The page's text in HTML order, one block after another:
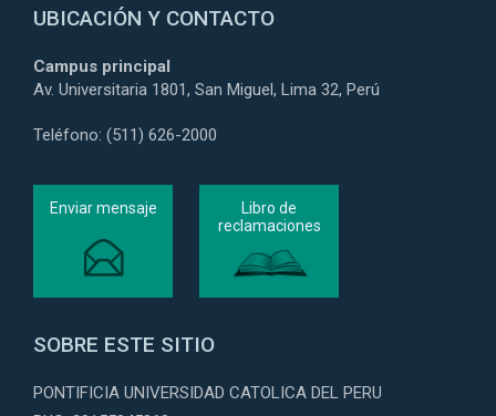
UBICACIÓN Y CONTACTO
Campus principal
Av. Universitaria 1801, San Miguel, Lima 32, Perú
Teléfono: (511) 626-2000
Enviar mensaje
Libro de
reclamaciones
SOBRE ESTE SITIO
PONTIFICIA UNIVERSIDAD CATOLICA DEL PERU